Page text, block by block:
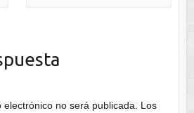
no será publicada. Los